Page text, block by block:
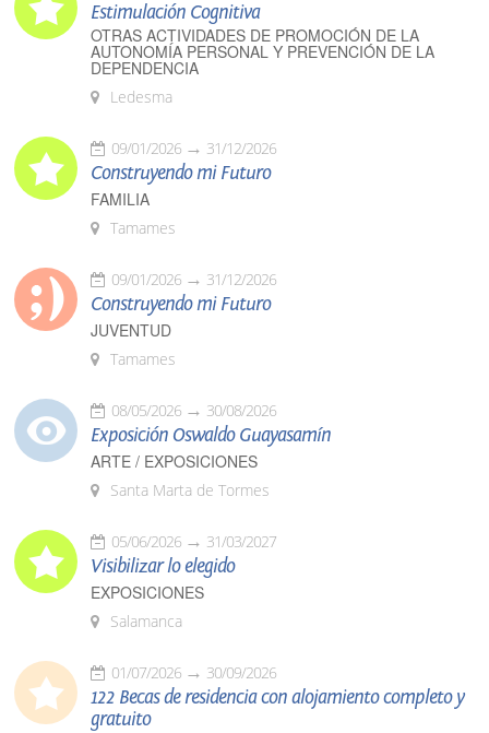
Estimulación Cognitiva
OTRAS ACTIVIDADES DE PROMOCIÓN DE LA
AUTONOMÍA PERSONAL Y PREVENCIÓN DE LA
DEPENDENCIA
Ledesma
09/01/2026 31/12/2026
Construyendo mi Futuro
FAMILIA
Tamames
09/01/2026 31/12/2026
Construyendo mi Futuro
JUVENTUD
Tamames
08/05/2026 30/08/2026
Exposición Oswaldo Guayasamín
ARTE / EXPOSICIONES
Santa Marta de Tormes
05/06/2026 31/03/2027
Visibilizar lo elegido
EXPOSICIONES
Salamanca
01/07/2026 30/09/2026
122 Becas de residencia con alojamiento completo y
gratuito